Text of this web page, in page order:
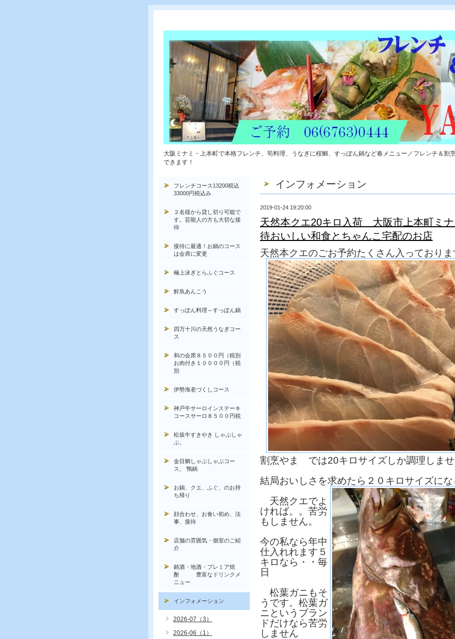
大阪ミナミ・上本町で本格フレンチ、筍料理、うなぎに桜鯛、すっぽん鍋など春メニュー／フレンチ＆割
できます！
インフォメーション
2019-01-24 19:20:00
天然本クエ20キロ入荷 大阪市上本町ミ
待おいしい和食とちゃんこ宅配のお店
天然本クエのごお予約たくさん入っており
割烹やま では20キロサイズしか調理しま
結局おいしさを求めたら２０キロサイズに
天然クエでよ
ければ。。苦労
もしません。
今の私なら年中
仕入れれます５
キロなら・・毎
日
松葉ガニもそ
うです。松葉ガ
ニというブラン
ドだけなら苦労
しません
フレンチコース13200税込
33000円税込み
２名様から貸し切り可能で
す。芸能人の方も大切な接
待
接待に最適！お鍋のコース
は会席に変更
極上泳ぎとらふぐコース
鮮魚あんこう
すっぽん料理～すっぽん鍋
四万十川の天然うなぎコー
ス
和の会席８５００円（税別
お肉付き１００００円（税
別
伊勢海老づくしコース
神戸牛サーロインステーキ
コースサーロ８５００円税
松坂牛すきやき しゃぶしゃ
ぶ。
金目鯛しゃぶしゃぶコー
ス, 鴨鍋
お鍋、クエ、ふぐ、のお持
ち帰り
顔合わせ、お食い初め、法
事、接待
店舗の雰囲気・個室のご紹
介
銘酒・地酒・プレミア焼
酎 豊富なドリンクメ
ニュー
インフォメーション
2026-07（3）
2026-06（1）